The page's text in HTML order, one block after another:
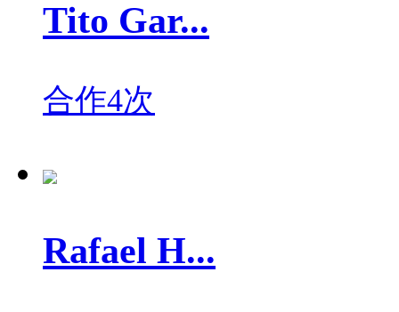
Tito Gar...
合作4次
Rafael H...